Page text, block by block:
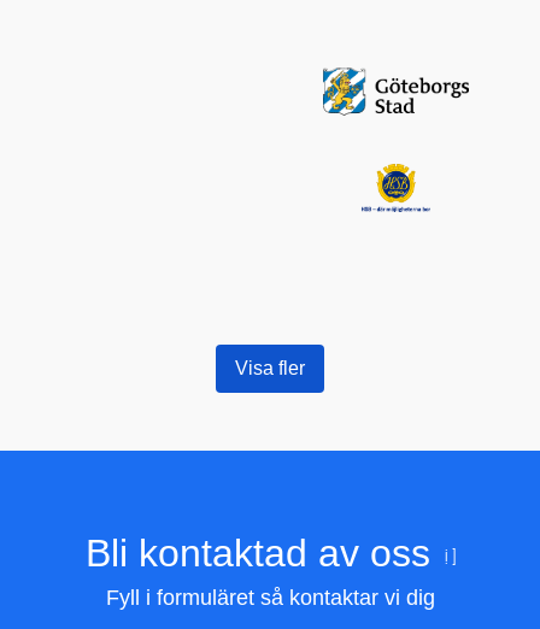
Visa fler
Bli kontaktad av oss
Fyll i formuläret så kontaktar vi dig